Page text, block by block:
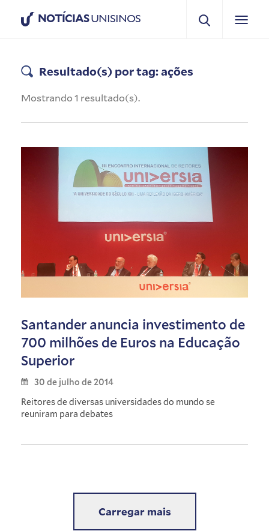
NOTÍCIASUNISINOS
Resultado(s) por tag: ações
Mostrando 1 resultado(s).
Santander anuncia investimento de
700 milhões de Euros na Educação
Superior
30 de julho de 2014
Reitores de diversas universidades do mundo se
reuniram para debates
Carregar mais